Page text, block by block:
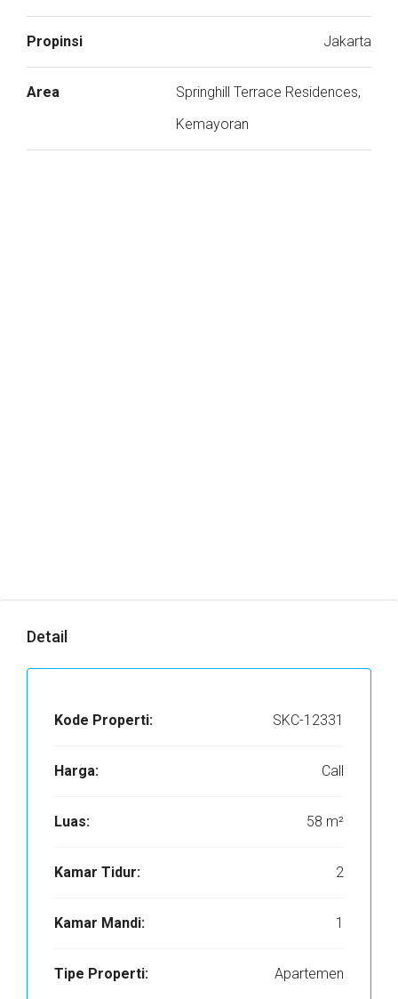
Propinsi Jakarta
Area
Springhill Terrace Residences,
Kemayoran
Detail
Kode Properti: SKC-12331
Harga: Call
Luas: 58 m²
Kamar Tidur: 2
Kamar Mandi: 1
Tipe Properti: Apartemen